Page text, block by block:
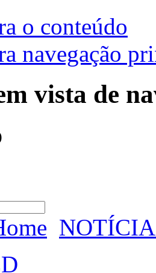
o conteúdo
navegação
vista de